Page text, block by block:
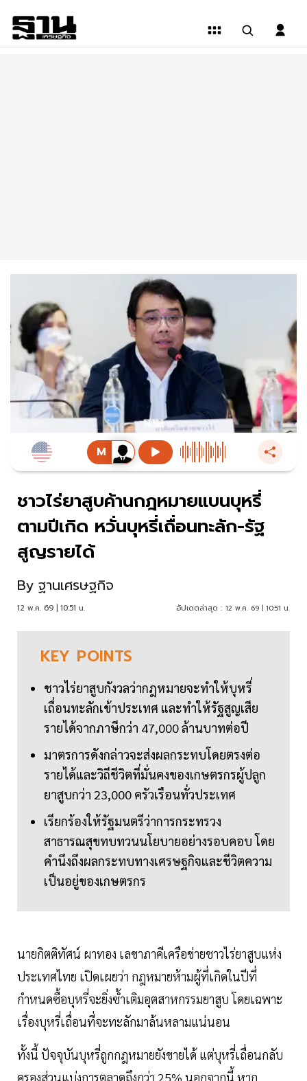
ชาวไร่ยาสูบค้านกฎหมายแบนบุหรี่
ตามปีเกิด หวั่นบุหรี่เถื่อนทะลัก-รัฐ
สูญรายได้
By ฐานเศรษฐกิจ
12 พ.ค. 69 | 10:51 น. อัปเดตล่าสุด : 12 พ.ค. 69 | 10:51 น.
KEY POINTS
ชาวไร่ยาสูบกังวลว่ากฎหมายจะทำให้บุหรี่
เถื่อนทะลักเข้าประเทศ และทำให้รัฐสูญเสีย
รายได้จากภาษีกว่า 47,000 ล้านบาทต่อปี
มาตรการดังกล่าวจะส่งผลกระทบโดยตรงต่อ
รายได้และวิถีชีวิตที่มั่นคงของเกษตรกรผู้ปลูก
ยาสูบกว่า 23,000 ครัวเรือนทั่วประเทศ
เรียกร้องให้รัฐมนตรีว่าการกระทรวง
สาธารณสุขทบทวนนโยบายอย่างรอบคอบ โดย
คำนึงถึงผลกระทบทางเศรษฐกิจและชีวิตความ
เป็นอยู่ของเกษตรกร
นายกิตติทัศน์ ผาทอง เลขาภาคีเครือข่ายชาวไร่ยาสูบแห่ง
ประเทศไทย เปิดเผยว่า กฎหมายห้ามผู้ที่เกิดในปีที่
กำหนดซื้อบุหรี่จะยิ่งซ้ำเติมอุตสาหกรรมยาสูบ โดยเฉพาะ
เรื่องบุหรี่เถื่อนที่จะทะลักมาล้นหลามแน่นอน
ทั้งนี้ ปัจจุบันบุหรี่ถูกกฎหมายยังขายได้ แต่บุหรี่เถื่อนกลับ
ครองส่วนแบ่งการตลาดถึงกว่า 25% นอกจากนี้ หาก